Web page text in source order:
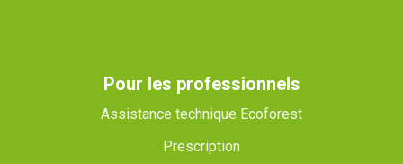
Pour les professionnels
Assistance technique Ecoforest
Prescription